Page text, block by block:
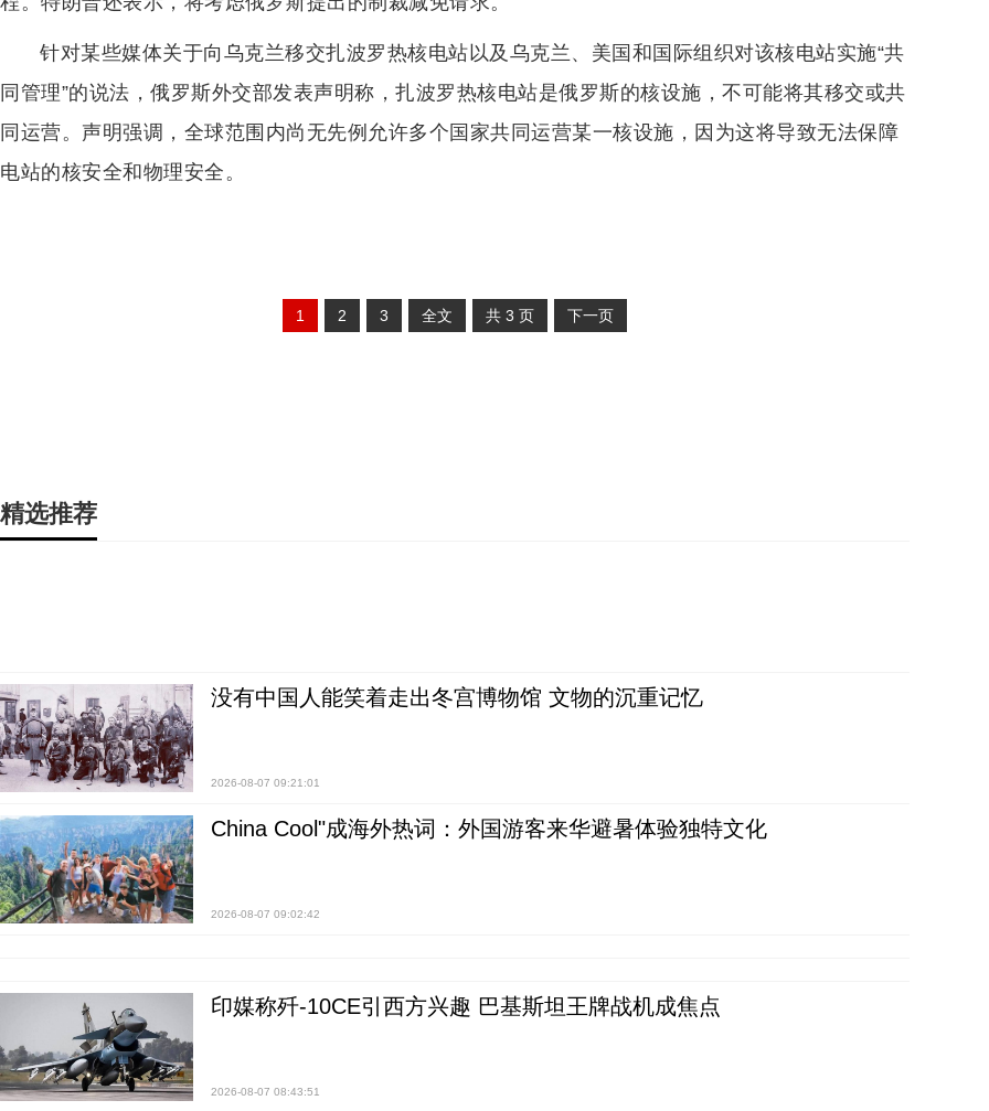
针对某些媒体关于向乌克兰移交扎波罗热核电站以及乌克兰、美国和国际组织对该核电站实施“共
同管理”的说法，俄罗斯外交部发表声明称，扎波罗热核电站是俄罗斯的核设施，不可能将其移交或共
同运营。声明强调，全球范围内尚无先例允许多个国家共同运营某一核设施，因为这将导致无法保障
电站的核安全和物理安全。
1 2 3 全文 共 3 页 下一页
精选推荐
没有中国人能笑着走出冬宫博物馆 文物的沉重记忆
2026-08-07 09:21:01
China Cool"成海外热词：外国游客来华避暑体验独特文化
2026-08-07 09:02:42
印媒称歼-10CE引西方兴趣 巴基斯坦王牌战机成焦点
2026-08-07 08:43:51